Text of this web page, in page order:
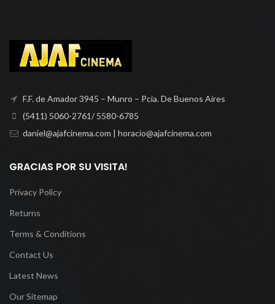
F.F. de Amador 3945 – Munro – Pcia. De Buenos Aires
(5411) 5060-2761/ 5580-6785
daniel@ajafcinema.com | horacio@ajafcinema.com
GRACIAS POR SU VISITA!
Privacy Policy
Returns
Terms & Conditions
Contact Us
Latest News
Our Sitemap